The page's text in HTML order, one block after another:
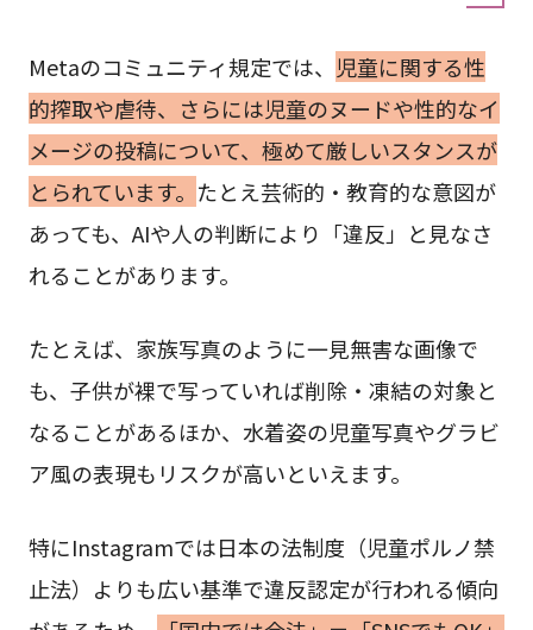
Metaのコミュニティ規定では、 児童に関する性
的搾取や虐待、さらには児童のヌードや性的なイ
メージの投稿について、極めて厳しいスタンスが
とられています。 たとえ芸術的・教育的な意図が
あっても、AIや人の判断により「違反」と見なさ
れることがあります。
たとえば、家族写真のように一見無害な画像で
も、子供が裸で写っていれば削除・凍結の対象と
なることがあるほか、水着姿の児童写真やグラビ
ア風の表現もリスクが高いといえます。
特にInstagramでは日本の法制度（児童ポルノ禁
止法）よりも広い基準で違反認定が行われる傾向